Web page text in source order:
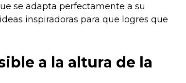
se adapta perfectamente a su
inspiradoras para que logres que
a la altura de la